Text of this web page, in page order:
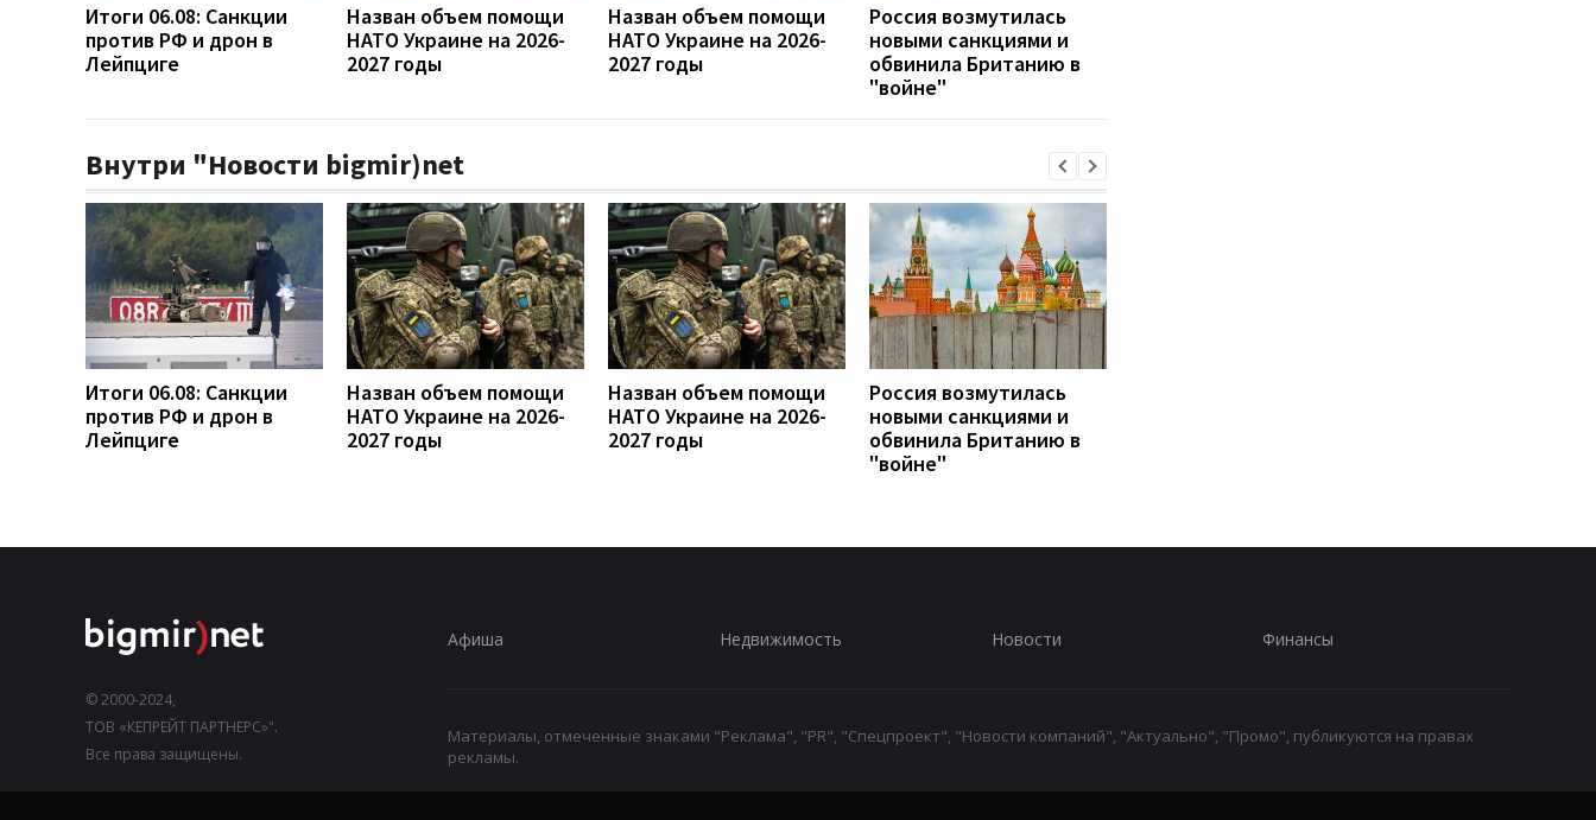
Итоги 06.08: Санкции
против РФ и дрон в
Лейпциге
Назван объем помощи
НАТО Украине на 2026-
2027 годы
Назван объем помощи
НАТО Украине на 2026-
2027 годы
Россия возмутилась
новыми санкциями и
обвинила Британию в
"войне"
Внутри "Новости bigmir)net
Итоги 06.08: Санкции
против РФ и дрон в
Лейпциге
Назван объем помощи
НАТО Украине на 2026-
2027 годы
Назван объем помощи
НАТО Украине на 2026-
2027 годы
Россия возмутилась
новыми санкциями и
обвинила Британию в
"войне"
© 2000-2024,
ТОВ «КЕПРЕЙТ ПАРТНЕРС»".
Все права защищены.
Афиша Недвижимость Новости Финансы
Материалы, отмеченные знаками "Реклама", "PR", "Спецпроект", "Новости компаний", "Актуально", "Промо", публикуются на правах
рекламы.